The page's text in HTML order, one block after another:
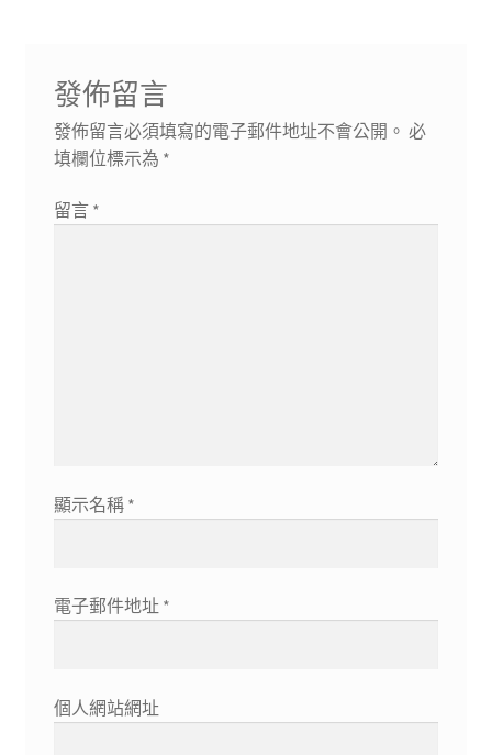
發佈留言
發佈留言必須填寫的電子郵件地址不會公開。 必
填欄位標示為 *
留言 *
顯示名稱 *
電子郵件地址 *
個人網站網址